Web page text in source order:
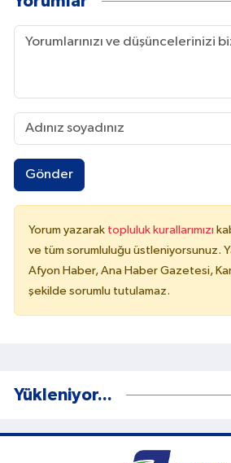
Gönder
Yorum yazarak topluluk kurallarımızı
ve tüm sorumluluğu üstleniyorsunuz.
Afyon Haber, Ana Haber Gazetesi,
şekilde sorumlu tutulamaz.
Yükleniyor...